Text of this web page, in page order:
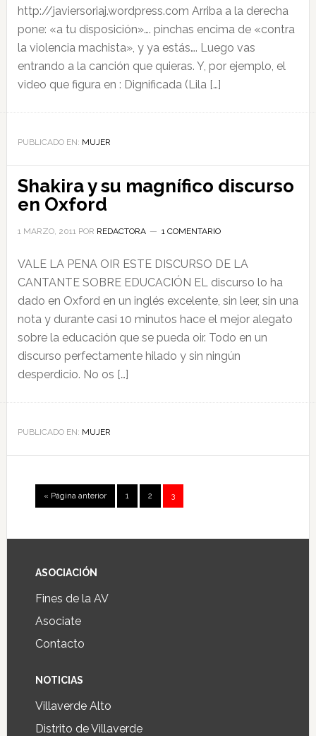
http://javiersoriaj.wordpress.com Arriba a la derecha
pone: «a tu disposición»…. pinchas encima de «contra
la violencia machista», y ya estás…. Luego vas
entrando a la canción que quieras. Y, por ejemplo, el
video que figura en : Dignificada (Lila […]
PUBLICADO EN: MUJER
Shakira y su magnífico discurso
en Oxford
1 MARZO, 2011POR REDACTORA 1 COMENTARIO
VALE LA PENA OIR ESTE DISCURSO DE LA
CANTANTE SOBRE EDUCACIÓN EL discurso lo ha
dado en Oxford en un inglés excelente, sin leer, sin una
nota y durante casi 10 minutos hace el mejor alegato
sobre la educación que se pueda oir. Todo en un
discurso perfectamente hilado y sin ningún
desperdicio. No os […]
PUBLICADO EN: MUJER
« Página anterior 1 2 3
ASOCIACIÓN
Fines de la AV
Asociate
Contacto
NOTICIAS
Villaverde Alto
Distrito de Villaverde